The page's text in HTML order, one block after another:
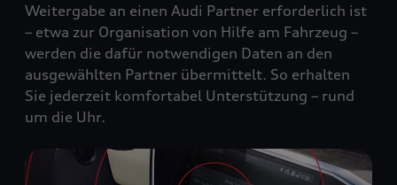
Weitergabe an einen Audi Partner erforderlich ist
– etwa zur Organisation von Hilfe am Fahrzeug –
werden die dafür notwendigen Daten an den
ausgewählten Partner übermittelt. So erhalten
Sie jederzeit komfortabel Unterstützung – rund
um die Uhr.